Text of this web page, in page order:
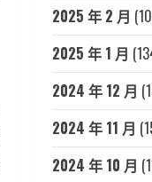
2025 年 2 月
2025 年 1 月
2024 年 12 月
2024 年 11 月
2024 年 10 月